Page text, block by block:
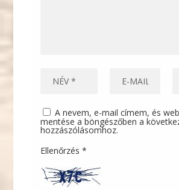
A nevem, e-mail címem, és
mentése a böngészőben a
hozzászólásomhoz.
Ellenőrzés*